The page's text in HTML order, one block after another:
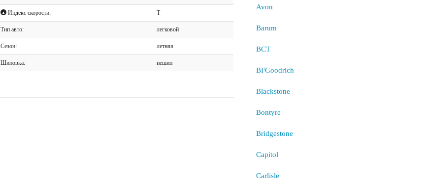
Индекс скорости: T
Тип авто: легковой
Сезон: летняя
Шиповка: нешип
Avon
Barum
BCT
BFGoodrich
Blackstone
Bontyre
Bridgestone
Capitol
Carlisle